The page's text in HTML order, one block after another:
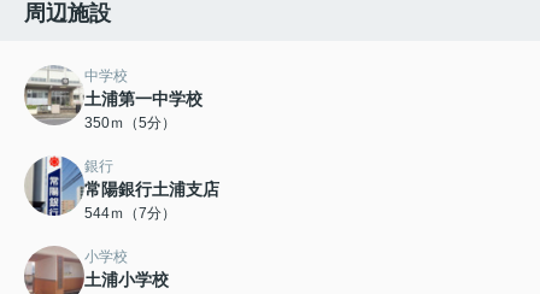
周辺施設
中学校
土浦第一中学校
350ｍ（5分）
銀行
常陽銀行土浦支店
544ｍ（7分）
小学校
土浦小学校